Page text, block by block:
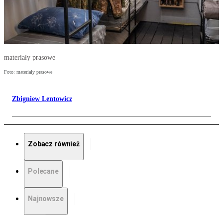
materiały prasowe
Foto: materiały prasowe
Zbigniew Lentowicz
Zobacz również
Polecane
Najnowsze